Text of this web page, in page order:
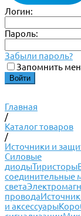
Логин:
Пароль:
Забыли пароль?
Запомнить
Главная
/
Каталог товаров
/
Источники и
Силовые
диодыТиристоры
соединительные
света
провода
и аксессуары